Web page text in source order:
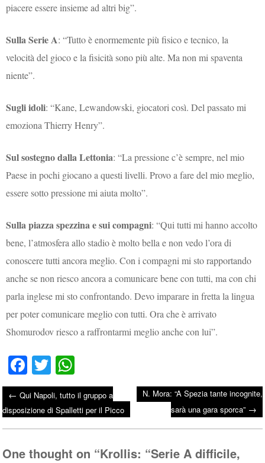
piacere essere insieme ad altri big”.
Sulla Serie A: “Tutto è enormemente più fisico e tecnico, la
velocità del gioco e la fisicità sono più alte. Ma non mi spaventa
niente”.
Sugli idoli: “Kane, Lewandowski, giocatori così. Del passato mi
emoziona Thierry Henry”.
Sul sostegno dalla Lettonia: “La pressione c’è sempre, nel mio
Paese in pochi giocano a questi livelli. Provo a fare del mio meglio,
essere sotto pressione mi aiuta molto”.
Sulla piazza spezzina e sui compagni: “Qui tutti mi hanno accolto
bene, l’atmosfera allo stadio è molto bella e non vedo l’ora di
conoscere tutti ancora meglio. Con i compagni mi sto rapportando
anche se non riesco ancora a comunicare bene con tutti, ma con chi
parla inglese mi sto confrontando. Devo imparare in fretta la lingua
per poter comunicare meglio con tutti. Ora che è arrivato
Shomurodov riesco a raffrontarmi meglio anche con lui”.
Fa
ce
bo
ok
T
wi
tte
r
ha
ts
A
Post navigation
← Qui Napoli, tutto il gruppo a
disposizione di Spalletti per il Picco
N. Mora: “A Spezia tante incognite,
sarà una gara sporca” →
One thought on “Krollis: “Serie A difficile,